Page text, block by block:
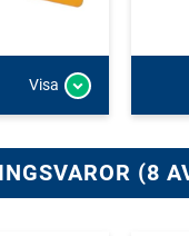
Visa
(8